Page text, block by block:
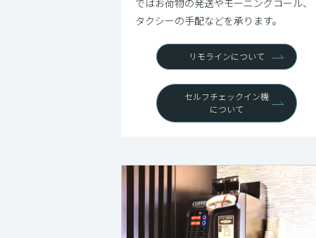
タクシーの手配などを承ります。
リモラインについて
セルフチェックイン機
について